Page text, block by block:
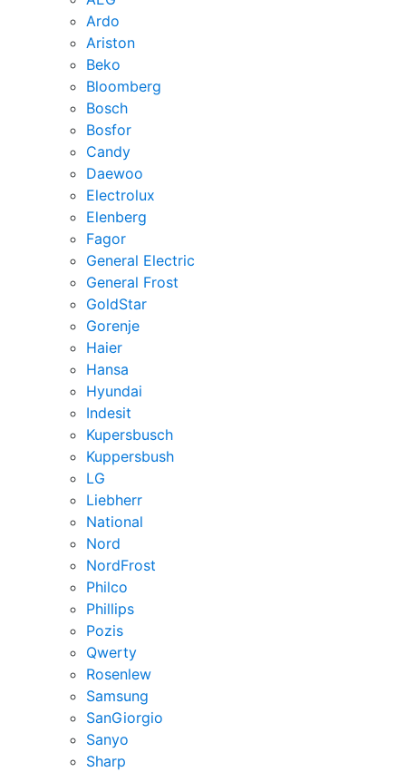
Ardo
Ariston
Beko
Bloomberg
Bosch
Bosfor
Candy
Daewoo
Electrolux
Elenberg
Fagor
General Electric
General Frost
GoldStar
Gorenje
Haier
Hansa
Hyundai
Indesit
Kupersbusch
Kuppersbush
LG
Liebherr
National
Nord
NordFrost
Philco
Phillips
Pozis
Qwerty
Rosenlew
Samsung
SanGiorgio
Sanyo
Sharp